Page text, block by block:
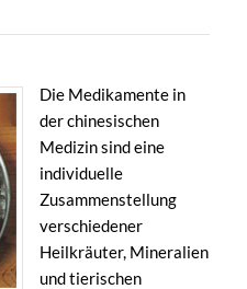
Die Medikamente in
der chinesischen
Medizin sind eine
individuelle
Zusammenstellung
verschiedener
Heilkräuter, Mineralien
und tierischen